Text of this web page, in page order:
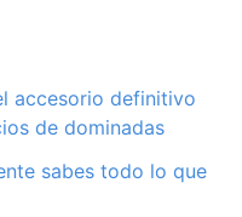
accesorio definitivo
de dominadas
sabes todo lo que